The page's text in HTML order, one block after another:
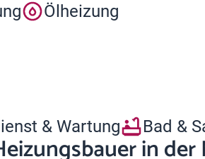
Ölheizung
& Wartung Bad &
in der